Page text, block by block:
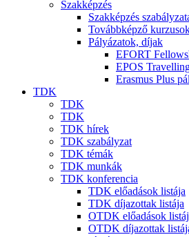
Szakképzés
Szakképzés
Továbbképző
Pályázatok, díjak
EFORT
EPOS
Erasmus Plus
TDK
TDK
TDK
TDK hírek
TDK szabályzat
TDK témák
TDK munkák
TDK konferencia
TDK előadások listája
TDK díjazottak listája
OTDK előadások
OTDK díjazottak